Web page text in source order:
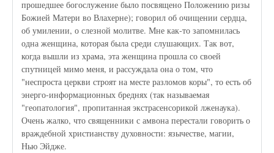
прошедшее богослужение было посвящено Положению ризы
Божией Матери во Влахерне); говорил об очищении сердца,
об умилении, о слезной молитве. Мне как-то запомнилась
одна женщина, которая была среди слушающих. Так вот,
когда вышли из храма, эта женщина прошла со своей
спутницей мимо меня, и рассуждала она о том, что
"неспроста церкви строят на месте разломов коры", то есть об
энерго-информационных бреднях (так называемая
"геопатология", пропитанная экстрасенсорикой лженаука).
Очень жалко, что священники с амвона перестали говорить о
враждебной христианству духовности: язычестве, магии,
Нью Эйдже.